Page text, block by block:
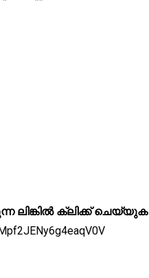
ലിങ്കിൽ ക്ലിക്ക് ചെയ്യുക